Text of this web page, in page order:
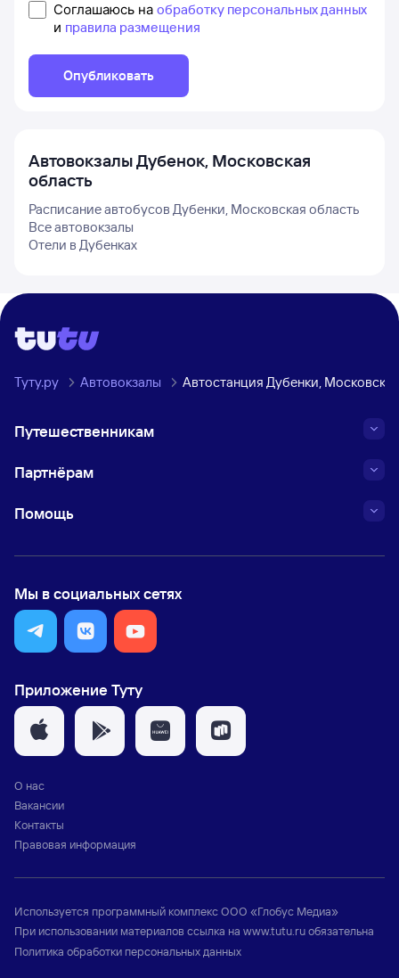
Соглашаюсь на обработку персональных данных
и правила размещения
Опубликовать
АвтовокзалыДубенок, Московская
область
Расписание автобусов Дубенки, Московская область
Все автовокзалы
Отели в Дубенках
Туту.ру Автовокзалы Автостанция Дубенки,
Путешественникам
Партнёрам
Помощь
Мы в социальных сетях
Приложение Туту
О нас
Вакансии
Контакты
Правовая информация
Используется программный комплексООО «Глобус Медиа»
При использовании материалов ссылка на www.tutu.ruобязательна
Политика обработки персональных данных